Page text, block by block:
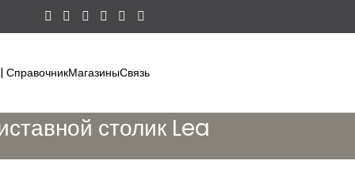
СправочникМагазиныСвязь
столик Lea